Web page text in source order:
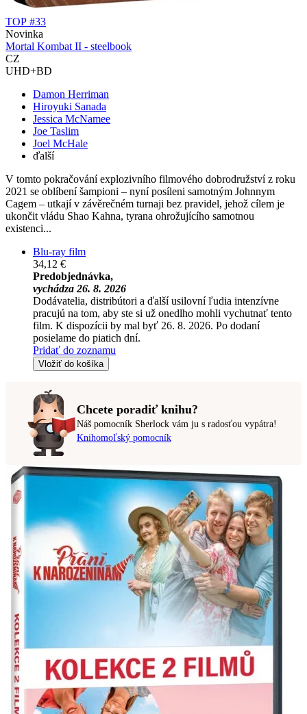
TOP #33
Novinka
Mortal Kombat II - steelbook
CZ
UHD+BD
Damon Herriman
Hiroyuki Sanada
Jessica McNamee
Joe Taslim
Joel McHale
ďalší
V tomto pokračování explozivního filmového dobrodružství z roku
2021 se oblíbení šampioni – nyní posíleni samotným Johnnym
Cagem – utkají v závěrečném turnaji bez pravidel, jehož cílem je
ukončit vládu Shao Kahna, tyrana ohrožujícího samotnou
existenci...
Blu-ray film
34,12 €
Predobjednávka,
vychádza 26. 8. 2026
Dodávatelia, distribútori a ďalší usilovní ľudia intenzívne
pracujú na tom, aby ste si už onedlho mohli vychutnať tento
film. K dispozícii by mal byť 26. 8. 2026. Po dodaní
posielame do piatich dní.
Pridať do zoznamu
Vložiť do košíka
Chcete poradiť knihu?
Náš pomocník Sherlock vám ju s radosťou vypátra!
Knihomoľský pomocník